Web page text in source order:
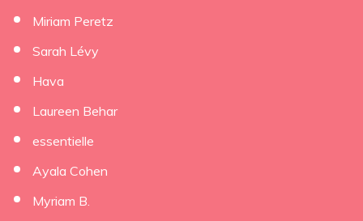
Miriam Peretz
Sarah Lévy
Hava
Laureen Behar
essentielle
Ayala Cohen
Myriam B.